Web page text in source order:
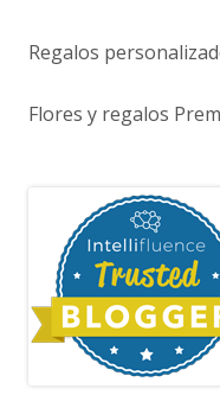
Regalos
Flores y regalos